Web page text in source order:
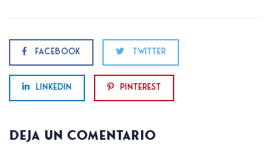
Facebook Twitter
Linkedin Pinterest
Deja un comentario